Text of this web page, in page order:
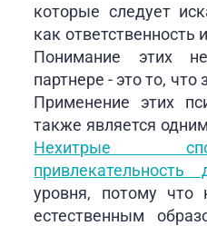
которые следует
как ответственность
Понимание этих
партнере - это то,
Применение этих
также является
Нехитрые
уровня, потому что
естественным